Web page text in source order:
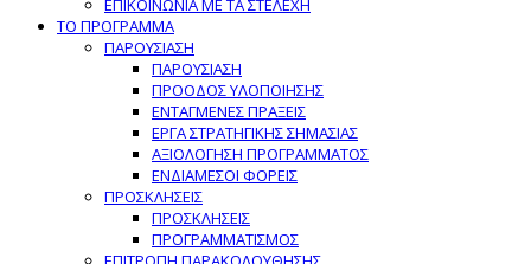
ΕΠΙΚΟΙΝΩΝΙΑ ΜΕ ΤΑ ΣΤΕΛΕΧΗ
ΤΟ ΠΡΟΓΡΑΜΜΑ
ΠΑΡΟΥΣΙΑΣΗ
ΠΑΡΟΥΣΙΑΣΗ
ΠΡΟΟΔΟΣ ΥΛΟΠΟΙΗΣΗΣ
ΕΝΤΑΓΜΕΝΕΣ ΠΡΑΞΕΙΣ
ΕΡΓΑ ΣΤΡΑΤΗΓΙΚΗΣ ΣΗΜΑΣΙΑΣ
ΑΞΙΟΛΟΓΗΣΗ ΠΡΟΓΡΑΜΜΑΤΟΣ
ΕΝΔΙΑΜΕΣΟΙ ΦΟΡΕΙΣ
ΠΡΟΣΚΛΗΣΕΙΣ
ΠΡΟΣΚΛΗΣΕΙΣ
ΠΡΟΓΡΑΜΜΑΤΙΣΜΟΣ